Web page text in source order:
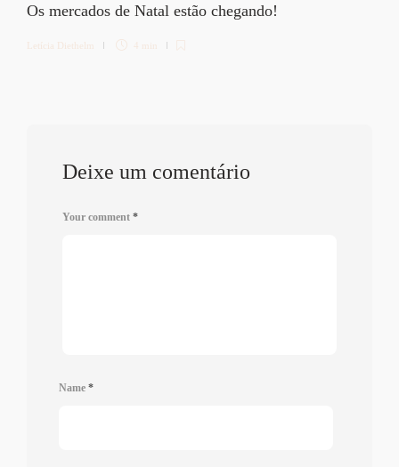
Os mercados de Natal estão chegando!
Letícia Diethelm 4 min
Deixe um comentário
Your comment *
Name *